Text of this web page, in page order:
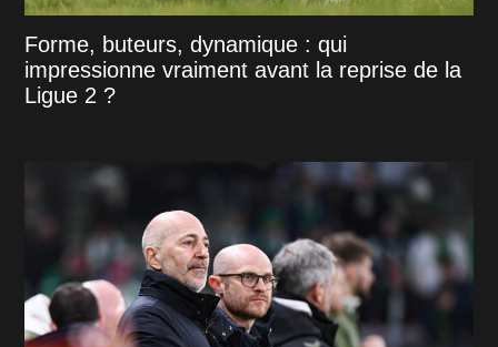
Forme, buteurs, dynamique : qui
impressionne vraiment avant la reprise de la
Ligue 2 ?